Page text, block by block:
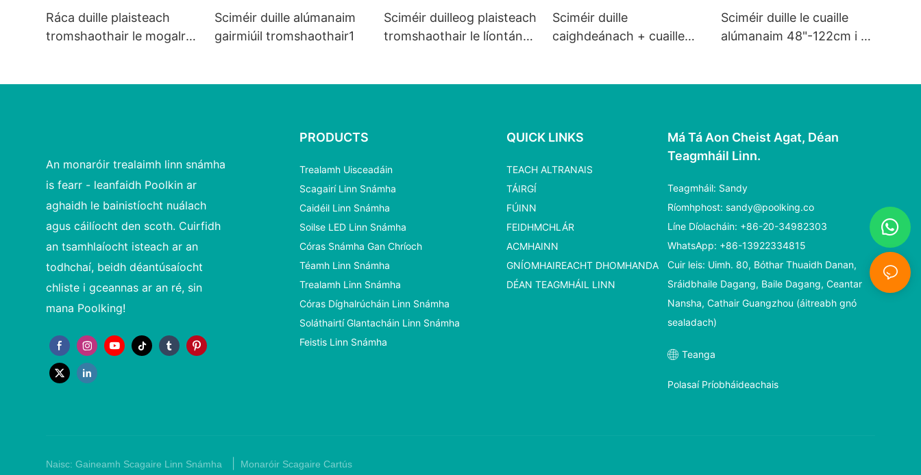
Ráca duille plaisteach
tromshaothair le mogalra
Sciméir duille alúmanaim
gairmiúil tromshaothair1
Sciméir duilleog plaisteach
tromshaothair le líontán
Sciméir duille
caighdeánach + cuaille
Sciméir duille le cuaille
alúmanaim 48"-122cm i 5
An monaróir trealaimh linn snámha
is fearr - leanfaidh Poolkin ar
aghaidh le bainistíocht nuálach
agus cáilíocht den scoth. Cuirfidh
an tsamhlaíocht isteach ar an
todhchaí, beidh déantúsaíocht
chliste i gceannas ar an ré, sin
mana Poolking!
PRODUCTS
Trealamh Uisceadáin
Scagairí Linn Snámha
Caidéil Linn Snámha
Soilse LED Linn Snámha
Córas Snámha Gan Chríoch
Téamh Linn Snámha
Trealamh Linn Snámha
Córas Díghalrúcháin Linn Snámha
Soláthairtí Glantacháin Linn Snámha
Feistis Linn Snámha
QUICK LINKS
TEACH ALTRANAIS
TÁIRGÍ
FÚINN
FEIDHMCHLÁR
ACMHAINN
GNÍOMHAIREACHT DHOMHANDA
DÉAN TEAGMHÁIL LINN
Má Tá Aon Cheist Agat, Déan
Teagmháil Linn.
Teagmháil: Sandy
Ríomhphost:sandy@poolking.co
Líne Díolacháin: +86-20-34982303
WhatsApp: +86-13922334815
Cuir leis: Uimh. 80, Bóthar Thuaidh Danan,
Sráidbhaile Dagang, Baile Dagang, Ceantar
Nansha, Cathair Guangzhou (áitreabh gnó
sealadach)
Teanga
Polasaí Príobháideachais
Naisc:Gaineamh Scagaire Linn Snámha Monaróir Scagaire Cartús